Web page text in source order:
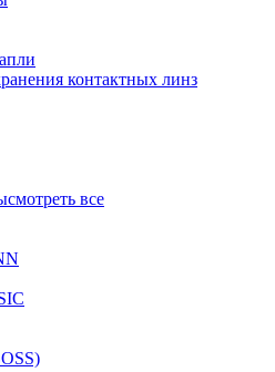
контактных линз
смотреть все